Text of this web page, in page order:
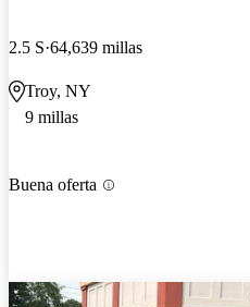
2.5 S 64,639 millas
Troy, NY
9 millas
Buena oferta